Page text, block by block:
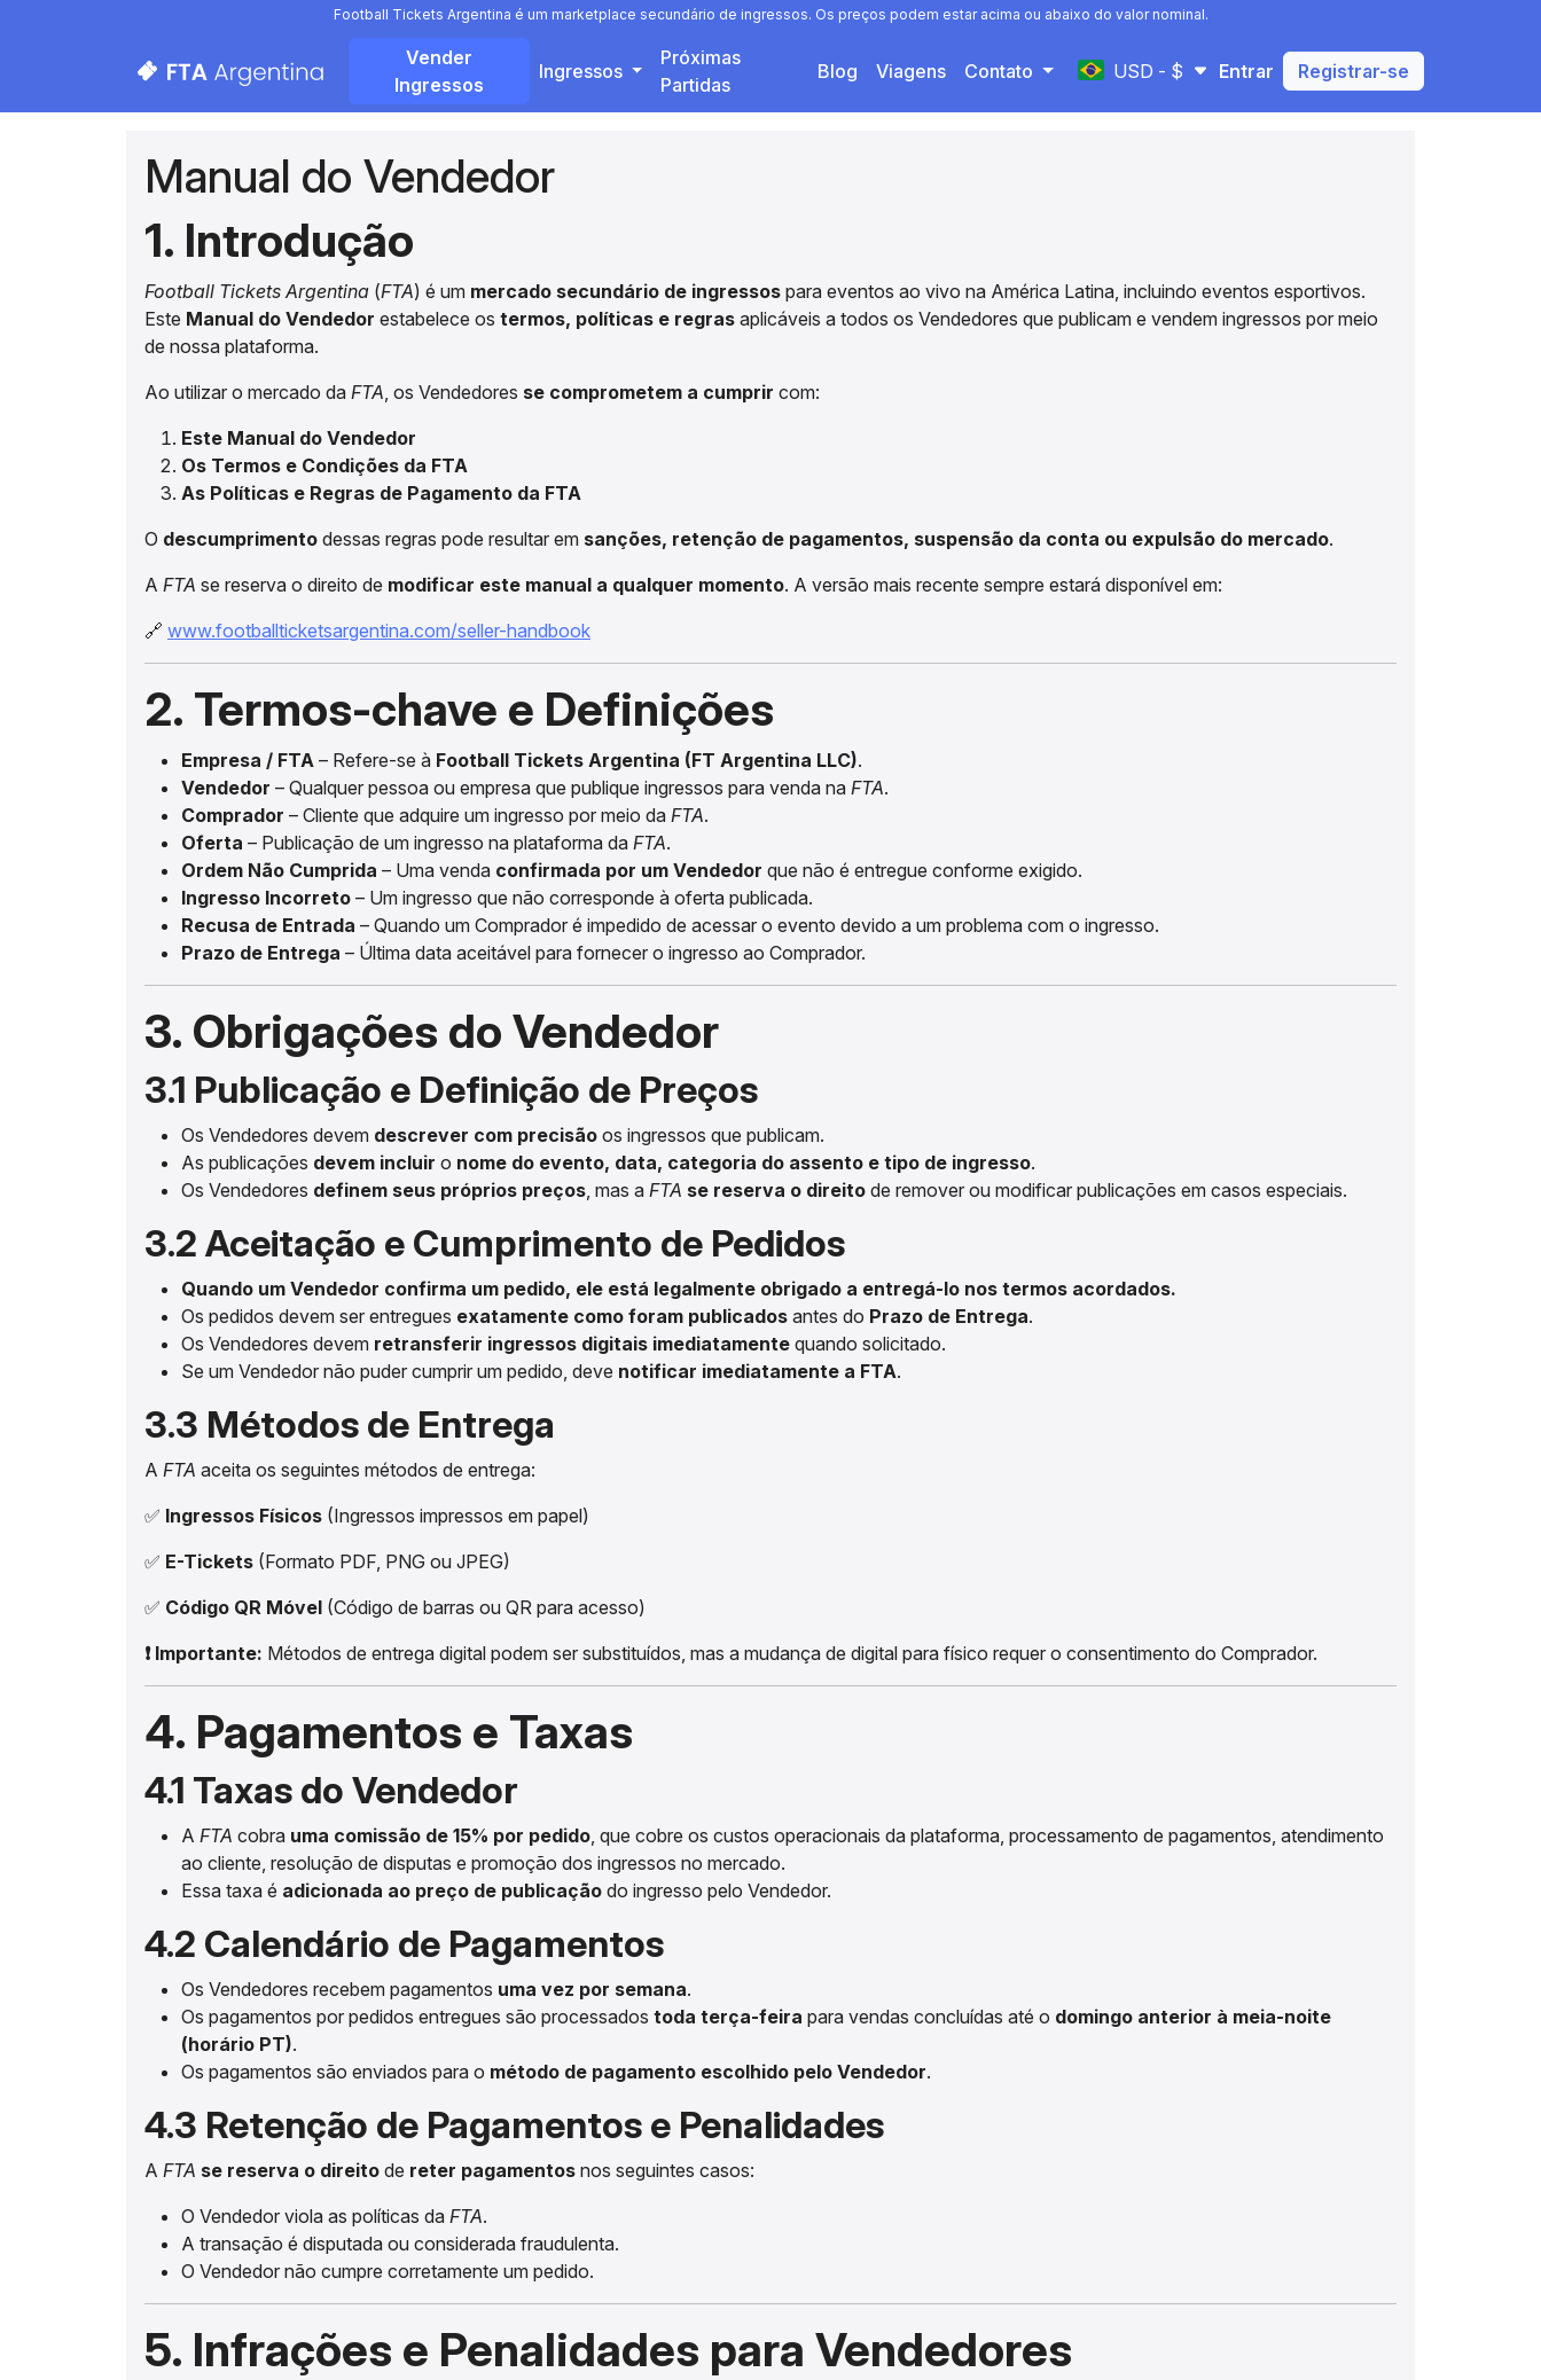
Football Tickets Argentina é um marketplace secundário de ingressos. Os preços podem estar acima ou abaixo do valor nominal.
Vender
Ingressos
Ingressos
Próximas
Partidas
Blog Viagens Contato USD - $ Entrar Registrar-se
Manual do Vendedor
1. Introdução
Football Tickets Argentina (FTA) é um mercado secundário de ingressos para eventos ao vivo na América Latina, incluindo eventos esportivos.
Este Manual do Vendedor estabelece os termos, políticas e regras aplicáveis a todos os Vendedores que publicam e vendem ingressos por meio
de nossa plataforma.
Ao utilizar o mercado da FTA, os Vendedores se comprometem a cumprir com:
Este Manual do Vendedor
Os Termos e Condições da FTA
As Políticas e Regras de Pagamento da FTA
O descumprimento dessas regras pode resultar em sanções, retenção de pagamentos, suspensão da conta ou expulsão do mercado.
A FTA se reserva o direito de modificar este manual a qualquer momento. A versão mais recente sempre estará disponível em:
🔗 www.footballticketsargentina.com/seller-handbook
2. Termos-chave e Definições
Empresa / FTA – Refere-se à Football Tickets Argentina (FT Argentina LLC).
Vendedor – Qualquer pessoa ou empresa que publique ingressos para venda na FTA.
Comprador – Cliente que adquire um ingresso por meio da FTA.
Oferta – Publicação de um ingresso na plataforma da FTA.
Ordem Não Cumprida – Uma venda confirmada por um Vendedor que não é entregue conforme exigido.
Ingresso Incorreto – Um ingresso que não corresponde à oferta publicada.
Recusa de Entrada – Quando um Comprador é impedido de acessar o evento devido a um problema com o ingresso.
Prazo de Entrega – Última data aceitável para fornecer o ingresso ao Comprador.
3. Obrigações do Vendedor
3.1 Publicação e Definição de Preços
Os Vendedores devem descrever com precisão os ingressos que publicam.
As publicações devem incluir o nome do evento, data, categoria do assento e tipo de ingresso.
Os Vendedores definem seus próprios preços, mas a FTA se reserva o direito de remover ou modificar publicações em casos especiais.
3.2 Aceitação e Cumprimento de Pedidos
Quando um Vendedor confirma um pedido, ele está legalmente obrigado a entregá-lo nos termos acordados.
Os pedidos devem ser entregues exatamente como foram publicados antes do Prazo de Entrega.
Os Vendedores devem retransferir ingressos digitais imediatamente quando solicitado.
Se um Vendedor não puder cumprir um pedido, deve notificar imediatamente a FTA.
3.3 Métodos de Entrega
A FTA aceita os seguintes métodos de entrega:
✅ Ingressos Físicos (Ingressos impressos em papel)
✅ E-Tickets (Formato PDF, PNG ou JPEG)
✅ Código QR Móvel (Código de barras ou QR para acesso)
❗ Importante: Métodos de entrega digital podem ser substituídos, mas a mudança de digital para físico requer o consentimento do Comprador.
4. Pagamentos e Taxas
4.1 Taxas do Vendedor
A FTA cobra uma comissão de 15% por pedido, que cobre os custos operacionais da plataforma, processamento de pagamentos, atendimento
ao cliente, resolução de disputas e promoção dos ingressos no mercado.
Essa taxa é adicionada ao preço de publicação do ingresso pelo Vendedor.
4.2 Calendário de Pagamentos
Os Vendedores recebem pagamentos uma vez por semana.
Os pagamentos por pedidos entregues são processados toda terça-feira para vendas concluídas até o domingo anterior à meia-noite
(horário PT).
Os pagamentos são enviados para o método de pagamento escolhido pelo Vendedor.
4.3 Retenção de Pagamentos e Penalidades
A FTA se reserva o direito de reter pagamentos nos seguintes casos:
O Vendedor viola as políticas da FTA.
A transação é disputada ou considerada fraudulenta.
O Vendedor não cumpre corretamente um pedido.
5. Infrações e Penalidades para Vendedores